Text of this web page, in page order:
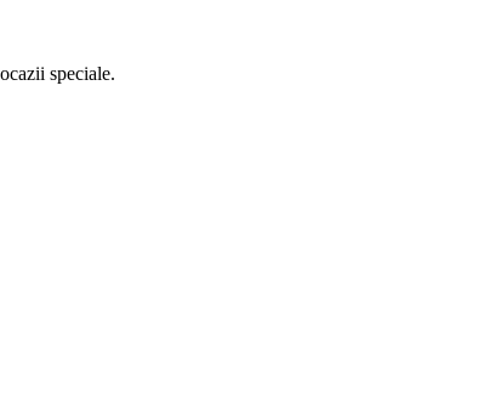
speciale.